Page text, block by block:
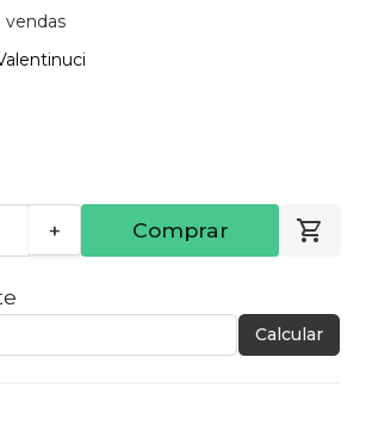
vendas
+ Comprar
Calcular